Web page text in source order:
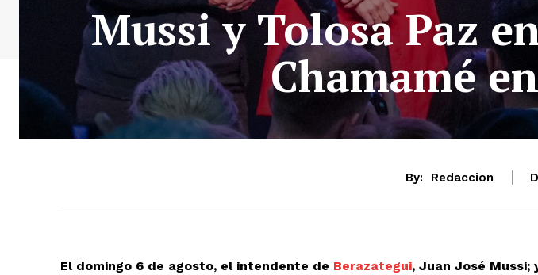
Mussi y Tolosa Paz
Chamamé
By: Redaccion
El domingo 6 de agosto, el intendente de Berazategui, Juan José